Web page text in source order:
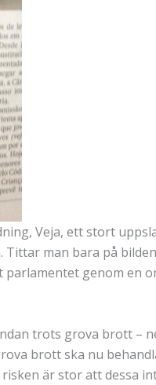
Veja, ett stort
man bara på
genom en
trots grova brott –
brott ska nu
är stor att dessa